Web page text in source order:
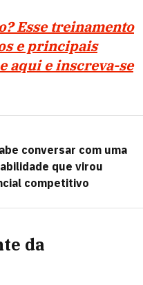
Esse treinamento
e principais
aqui e inscreva-se
conversar com uma
que virou
competitivo
da